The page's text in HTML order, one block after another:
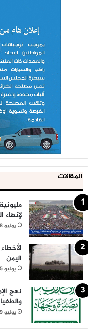
المقالات
لإنهاء
يوليو 18, 2026
اليمن
يوليو 15, 2026
نهج
يوليو 9, 2026